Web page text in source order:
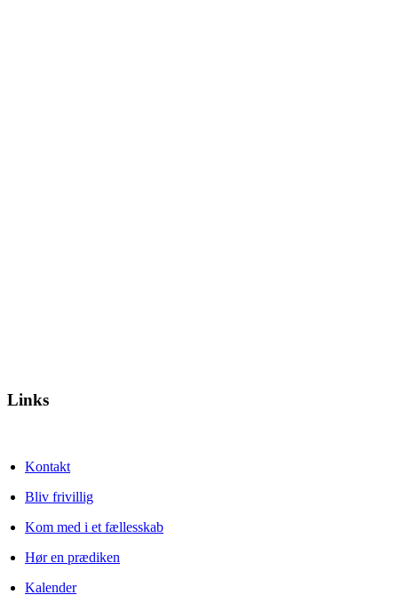
Links
Kontakt
Bliv frivillig
Kom med i et fællesskab
Hør en prædiken
Kalender